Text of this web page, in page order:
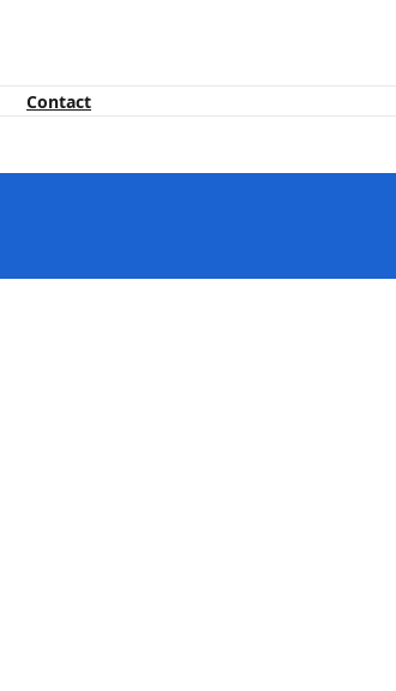
Contact